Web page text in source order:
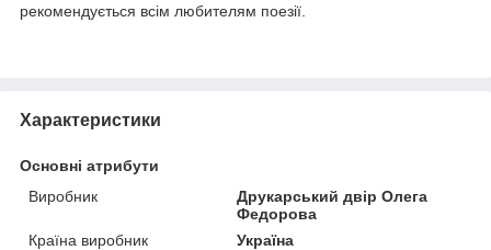
рекомендується всім любителям поезії.
Характеристики
Основні атрибути
Виробник
Друкарський двір Олега
Федорова
Країна виробник
Україна